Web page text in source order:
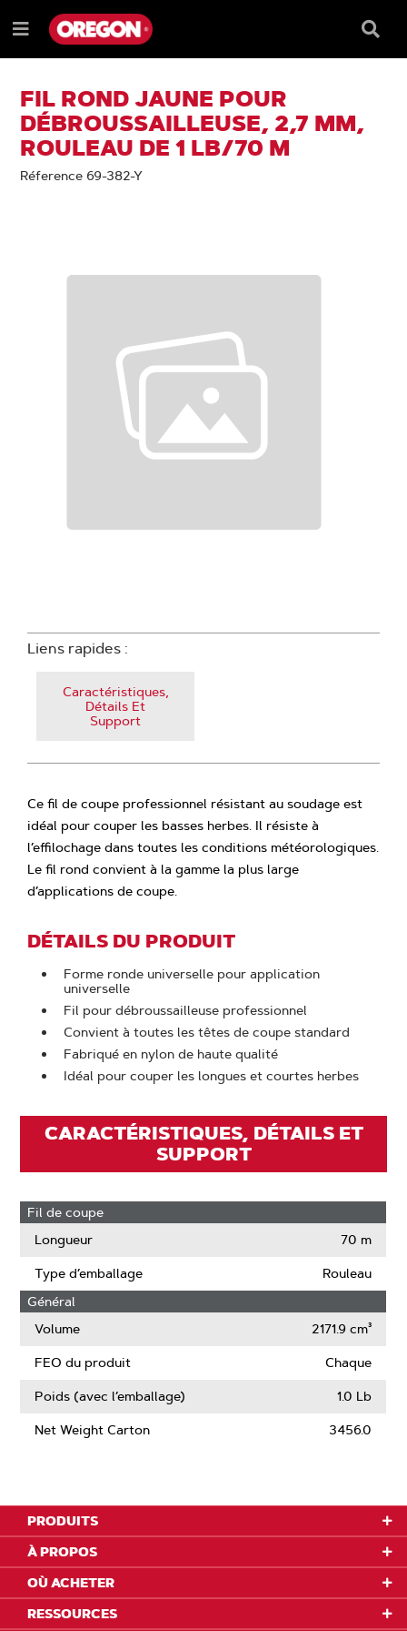
PASSER
AU
CONTENU
PASSER
AU
DE
Menu
Barre
de
FIL ROND JAUNE POUR
DÉBROUSSAILLEUSE, 2,7 MM,
ROULEAU DE 1 LB/70 M
Réference 69-382-Y
Liens rapides :
Caractéristiques,
Détails Et
Support
Ce fil de coupe professionnel résistant au soudage est
idéal pour couper les basses herbes. Il résiste à
l’effilochage dans toutes les conditions météorologiques.
Le fil rond convient à la gamme la plus large
d’applications de coupe.
DÉTAILS DU PRODUIT
Forme ronde universelle pour application
universelle
Fil pour débroussailleuse professionnel
Convient à toutes les têtes de coupe standard
Fabriqué en nylon de haute qualité
Idéal pour couper les longues et courtes herbes
CARACTÉRISTIQUES, DÉTAILS ET
SUPPORT
Fil de coupe
Longueur
70 m
Type d’emballage
Rouleau
Général
Volume
2171.9 cm³
FEO du produit Chaque
Poids (avec l’emballage) 1.0 Lb
Net Weight Carton 3456.0
PRODUITS
À PROPOS
OÙ ACHETER
RESSOURCES